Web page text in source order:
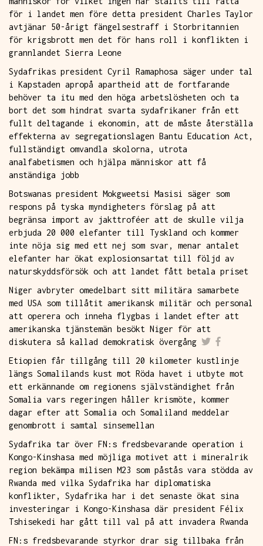
för i landet men före detta president Charles Taylor
avtjänar 50-årigt fängelsestraff i Storbritannien
för krigsbrott men det för hans roll i konflikten i
grannlandet Sierra Leone
Sydafrikas president Cyril Ramaphosa säger under tal
i Kapstaden apropå apartheid att de fortfarande
behöver ta itu med den höga arbetslösheten och ta
bort det som hindrat svarta sydafrikaner från ett
fullt deltagande i ekonomin, att de måste återställa
effekterna av segregationslagen Bantu Education Act,
fullständigt omvandla skolorna, utrota
analfabetismen och hjälpa människor att få
anständiga jobb
Botswanas president Mokgweetsi Masisi säger som
respons på tyska myndigheters förslag på att
begränsa import av jakttroféer att de skulle vilja
erbjuda 20 000 elefanter till Tyskland och kommer
inte nöja sig med ett nej som svar, menar antalet
elefanter har ökat explosionsartat till följd av
naturskyddsförsök och att landet fått betala priset
Niger avbryter omedelbart sitt militära samarbete
med USA som tillåtit amerikansk militär och personal
att operera och inneha flygbas i landet efter att
amerikanska tjänstemän besökt Niger för att
diskutera så kallad demokratisk övergång
Etiopien får tillgång till 20 kilometer kustlinje
längs Somalilands kust mot Röda havet i utbyte mot
ett erkännande om regionens självständighet från
Somalia vars regeringen håller krismöte, kommer
dagar efter att Somalia och Somaliland meddelar
genombrott i samtal sinsemellan
Sydafrika tar över FN:s fredsbevarande operation i
Kongo-Kinshasa med möjliga motivet att i mineralrik
region bekämpa milisen M23 som påstås vara stödda av
Rwanda med vilka Sydafrika har diplomatiska
konflikter, Sydafrika har i det senaste ökat sina
investeringar i Kongo-Kinshasa där president Félix
Tshisekedi har gått till val på att invadera Rwanda
FN:s fredsbevarande styrkor drar sig tillbaka från